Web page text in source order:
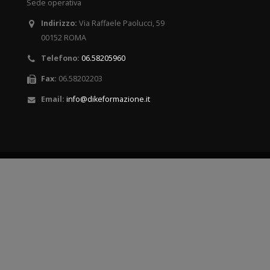
Sede operativa
Indirizzo: Via Raffaele Paolucci, 59
00152 ROMA
Telefono: 06.58205960
Fax: 06.58202203
Email: info@dikeformazione.it